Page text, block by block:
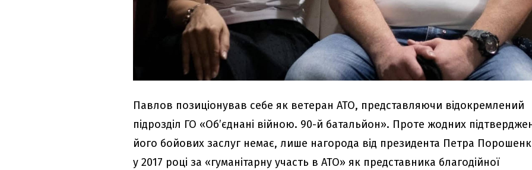
Павлов позиціонував себе як ветеран АТО, представляючи відокремлений
підрозділ ГО «Об’єднані війною. 90-й батальйон». Проте жодних
його бойових заслуг немає, лише нагорода від президента Петра
у 2017 році за «гуманітарну участь в АТО» як представника благодійної